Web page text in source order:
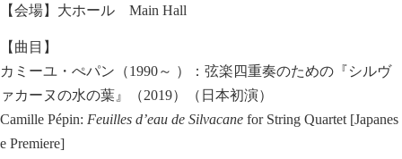
【会場】大ホール Main Hall
【曲目】
カミーユ・ぺパン（1990～ ）：弦楽四重奏のための『シルヴ
ァカーヌの水の葉』（2019）（日本初演）
Camille Pépin: Feuilles d’eau de Silvacane for String Quartet [Japanes
e Premiere]